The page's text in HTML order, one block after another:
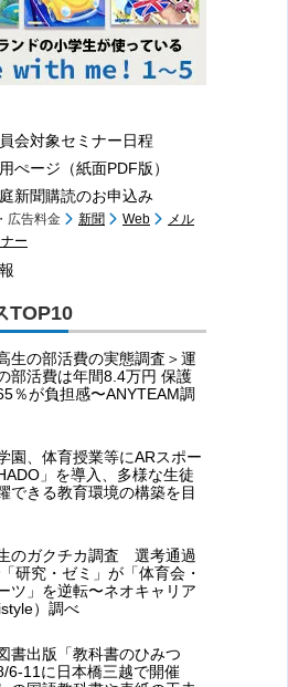
会対象セミナー日程
ぺージ（紙面PDF版）
新聞購読のお申込み
広告料金 新聞 Web
メル
ー
TOP10
生の部活費の実態調査＞運
部活費は年間8.4万円 保護
％が負担感〜ANYTEAM調
園、体育授業等にARスポー
」を導入、多様な生徒
できる教育環境の構築を目
のガクチカ調査 選考通過
研究・ゼミ」が「体育会・
ツ」を逆転〜ネオキャリア
）調べ
書出版「教科書のひみつ
6-11に日本橋三越で開催